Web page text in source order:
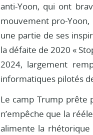
anti-Yoon, qui ont
mouvement pro-
une partie de ses
la défaite de 2020 «
2024, largement
informatiques pilotés
Le camp Trump prête
n’empêche que la
alimente la rhétorique